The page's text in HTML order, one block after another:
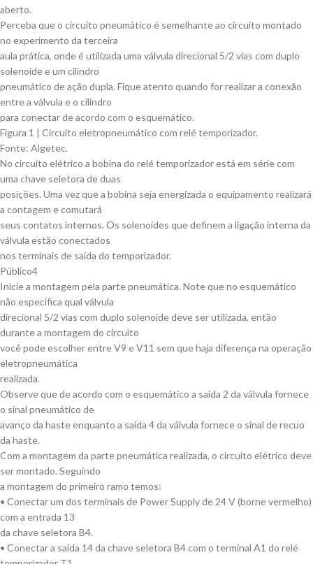
aberto.
Perceba que o circuito pneumático é semelhante ao circuito montado
no experimento da terceira
aula prática, onde é utilizada uma válvula direcional 5/2 vias com duplo
solenoide e um cilindro
pneumático de ação dupla. Fique atento quando for realizar a conexão
entre a válvula e o cilindro
para conectar de acordo com o esquemático.
Figura 1 | Circuito eletropneumático com relé temporizador.
Fonte: Algetec.
No circuito elétrico a bobina do relé temporizador está em série com
uma chave seletora de duas
posições. Uma vez que a bobina seja energizada o equipamento realizará
a contagem e comutará
seus contatos internos. Os solenoides que definem a ligação interna da
válvula estão conectados
nos terminais de saída do temporizador.
Público4
Inicie a montagem pela parte pneumática. Note que no esquemático
não especifica qual válvula
direcional 5/2 vias com duplo solenoide deve ser utilizada, então
durante a montagem do circuito
você pode escolher entre V9 e V11 sem que haja diferença na operação
eletropneumática
realizada.
Observe que de acordo com o esquemático a saída 2 da válvula fornece
o sinal pneumático de
avanço da haste enquanto a saída 4 da válvula fornece o sinal de recuo
da haste.
Com a montagem da parte pneumática realizada, o circuito elétrico deve
ser montado. Seguindo
a montagem do primeiro ramo temos:
• Conectar um dos terminais de Power Supply de 24 V (borne vermelho)
com a entrada 13
da chave seletora B4.
• Conectar a saída 14 da chave seletora B4 com o terminal A1 do relé